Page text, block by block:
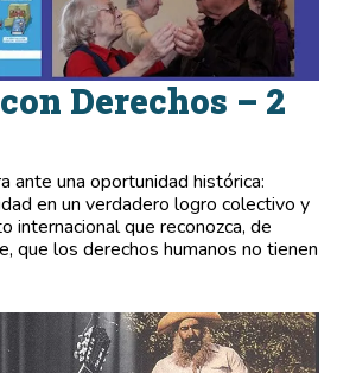
Derechos – 2
ante una oportunidad histórica:
en un verdadero logro colectivo y
internacional que reconozca, de
que los derechos humanos no tienen